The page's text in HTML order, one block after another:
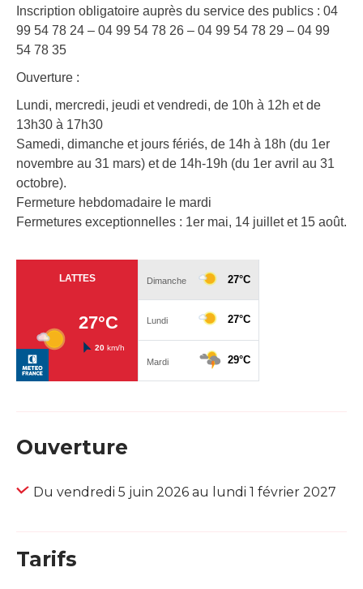
Inscription obligatoire auprès du service des publics : 04
99 54 78 24 – 04 99 54 78 26 – 04 99 54 78 29 – 04 99
54 78 35
Ouverture :
Lundi, mercredi, jeudi et vendredi, de 10h à 12h et de
13h30 à 17h30
Samedi, dimanche et jours fériés, de 14h à 18h (du 1er
novembre au 31 mars) et de 14h-19h (du 1er avril au 31
octobre).
Fermeture hebdomadaire le mardi
Fermetures exceptionnelles : 1er mai, 14 juillet et 15 août.
Ouverture
Du vendredi 5 juin 2026 au lundi 1 février 2027
Tarifs